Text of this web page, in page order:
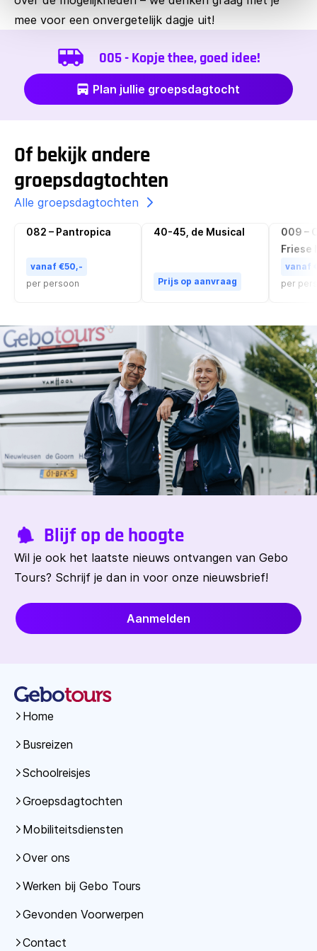
mee voor een onvergetelijk dagje uit!
005 - Kopje thee, goed idee!
Plan jullie groepsdagtocht
Of bekijk andere
groepsdagtochten
Alle groepsdagtochten
082 – Pantropica
vanaf €50,-
per persoon
40-45, de Musical
Prijs op aanvraag
009 –
Friese
vanaf
per
Blijf op de hoogte
Wil je ook het laatste nieuws ontvangen van Gebo
Tours? Schrijf je dan in voor onze nieuwsbrief!
Aanmelden
Home
Busreizen
Schoolreisjes
Groepsdagtochten
Mobiliteitsdiensten
Over ons
Werken bij Gebo Tours
Gevonden Voorwerpen
Contact